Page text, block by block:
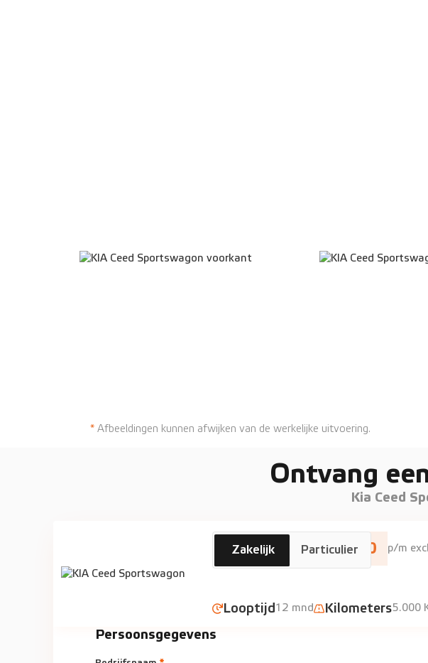
*Afbeeldingen kunnen afwijken van de werkelijke uitvoering.
Ontvang
Kia Ceed
KIA
Ceed Sportswagon €610 p/m
Looptijd12 mnd Kilometers5.000
Zakelijk Particulier
Persoonsgegevens